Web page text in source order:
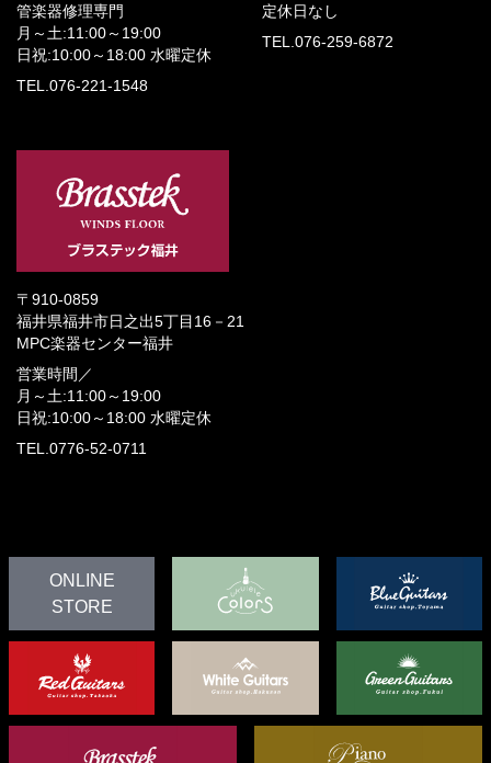
管楽器修理専門
月～土:11:00～19:00
日祝:10:00～18:00 水曜定休
TEL.076-221-1548
定休日なし
TEL.076-259-6872
〒910-0859
福井県福井市日之出5丁目16－21
MPC楽器センター福井
営業時間／
月～土:11:00～19:00
日祝:10:00～18:00 水曜定休
TEL.0776-52-0711
ONLINE
STORE